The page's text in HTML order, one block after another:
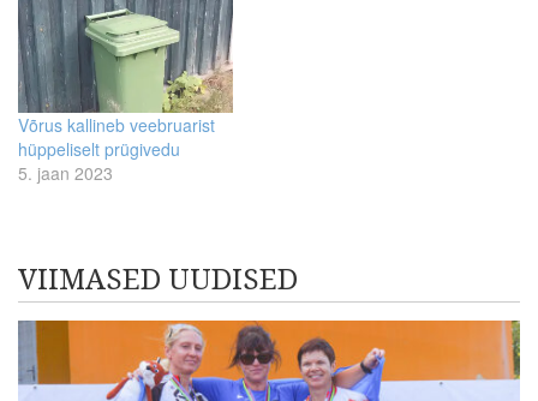
Võrus kallineb veebruarist
hüppeliselt prügivedu
5. jaan 2023
VIIMASED UUDISED